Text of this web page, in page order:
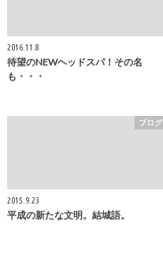
2016.11.8
待望のNEWヘッドスパ！その名
も・・・
ブログ
2015.9.23
平成の新たな文明。結城語。